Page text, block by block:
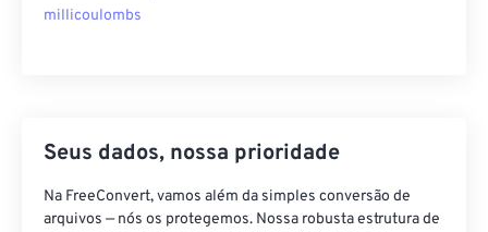
millicoulombs
Seus dados, nossa prioridade
Na FreeConvert, vamos além da simples conversão de
arquivos — nós os protegemos. Nossa robusta estrutura de